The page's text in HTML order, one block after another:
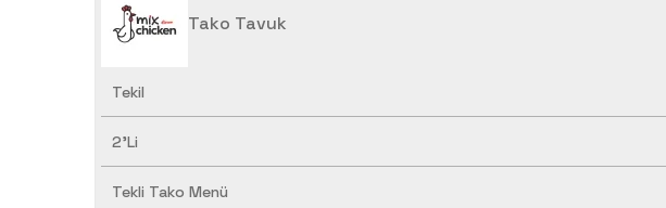
Tako Tavuk
Tekil
2'Li
Tekli Tako Menü